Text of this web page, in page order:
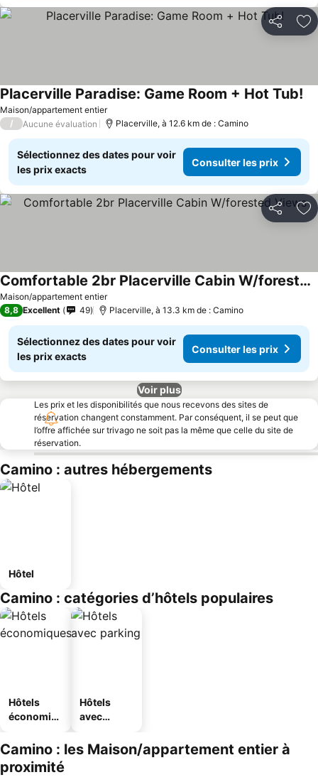
Partager
Maison/appartement entier
Placerville Paradise: Game Room + Hot Tub!
/ Aucune évaluation Placerville, à 12.6 km de : Camino
Sélectionnez des dates pour voir
les prix exacts
Consulter les prix
Partager
Maison/appartement entier
Comfortable 2br Placerville Cabin W/forested Views
Consulter les prix
8,8 Excellent 49 Placerville, à 13.3 km de : Camino
Sélectionnez des dates pour voir
les prix exacts
Consulter les prix
Voir plus
Les prix et les disponibilités que nous recevons des sites de
réservation changent constamment. Par conséquent, il se peut que
l’offre affichée sur trivago ne soit pas la même que celle du site de
réservation.
Camino : autres hébergements
Hôtel
Camino : catégories d’hôtels populaires
Hôtels
économiq
Hôtels
avec
Camino : les Maison/appartement entier à
proximité